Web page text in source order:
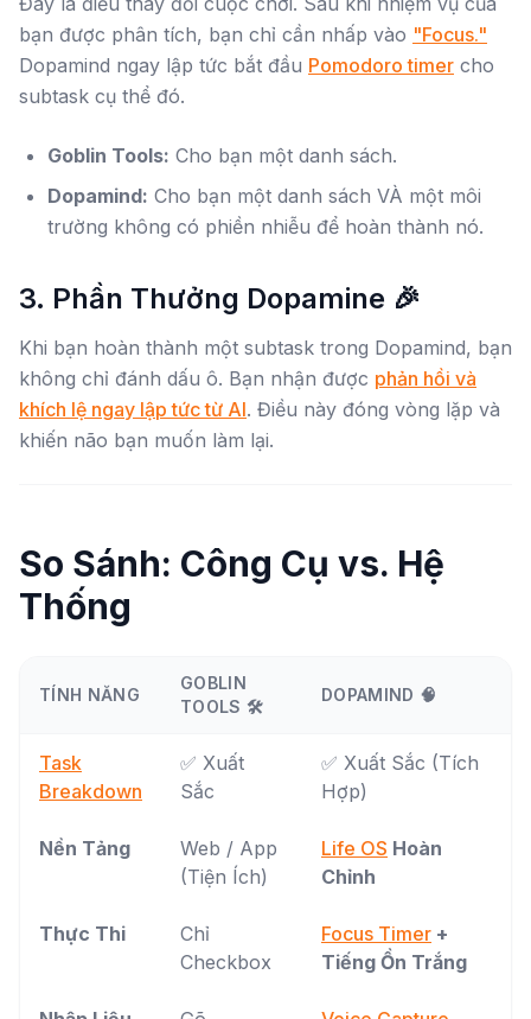
bạn được phân tích, bạn chỉ cần nhấp vào "Focus."
Dopamind ngay lập tức bắt đầu Pomodoro timer cho
subtask cụ thể đó.
Goblin Tools: Cho bạn một danh sách.
Dopamind: Cho bạn một danh sách VÀ một môi
trường không có phiền nhiễu để hoàn thành nó.
3. Phần Thưởng Dopamine 🎉
Khi bạn hoàn thành một subtask trong Dopamind, bạn
không chỉ đánh dấu ô. Bạn nhận được phản hồi và
khích lệ ngay lập tức từ AI. Điều này đóng vòng lặp và
khiến não bạn muốn làm lại.
So Sánh: Công Cụ vs. Hệ
Thống
TÍNH NĂNG
GOBLIN
TOOLS 🛠️
DOPAMIND 🧠
Task
Breakdown
✅ Xuất
Sắc
✅ Xuất Sắc (Tích
Hợp)
Nền Tảng
Web / App
(Tiện Ích)
Life OS Hoàn
Chỉnh
Thực Thi
Chỉ
Checkbox
Focus Timer +
Tiếng Ồn Trắng